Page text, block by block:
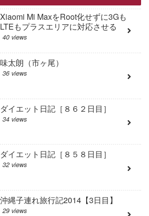
Xiaomi Mi MaxをRoot化せずに3Gも
LTEもプラスエリアに対応させる
40 views
味太朗（市ヶ尾）
36 views
ダイエット日記［８６２日目］
34 views
ダイエット日記［８５８日目］
32 views
沖縄子連れ旅行記2014【3日目】
29 views